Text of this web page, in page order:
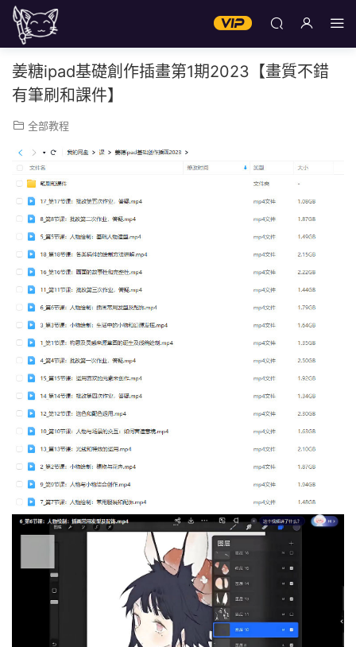
姜糖ipad基礎創作插畫第1期2023【畫質不錯
有筆刷和課件】
全部教程